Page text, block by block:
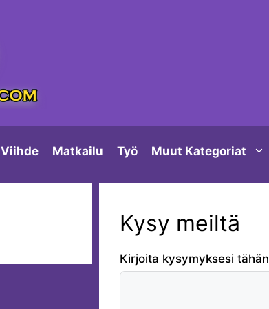
Viihde Matkailu Työ Muut Kategoriat
Kysy meiltä
Kirjoita kysymyksesi tähän